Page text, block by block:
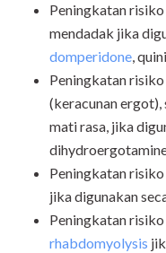
Peningkatan
mendadak jika
domperidone,
Peningkatan
(keracunan ergot),
mati rasa, jika
Peningkatan
jika digunakan
Peningkatan
rhabdomyolysis